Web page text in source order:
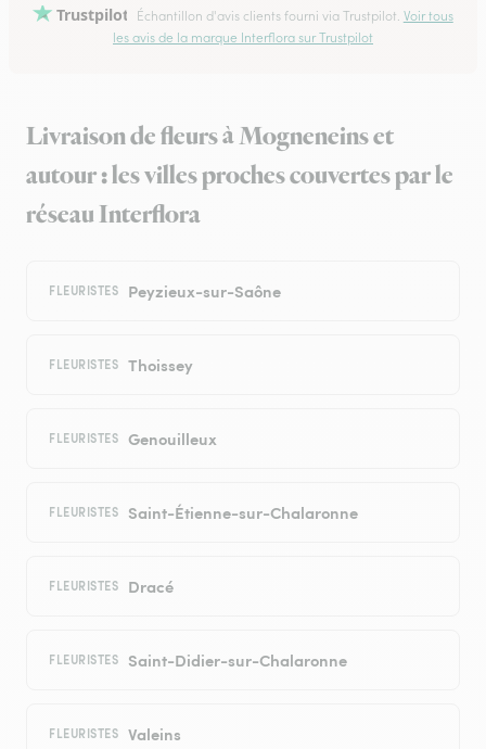
Trustpilot Échantillon d'avis clients fourni via Trustpilot. Voir tous
les avis de la marque Interflora sur Trustpilot
Livraison de fleurs à Mogneneins et
autour : les villes proches couvertes par le
réseau Interflora
FLEURISTES Peyzieux-sur-Saône
FLEURISTES Thoissey
FLEURISTES Genouilleux
FLEURISTES Saint-Étienne-sur-Chalaronne
FLEURISTES Dracé
FLEURISTES Saint-Didier-sur-Chalaronne
FLEURISTES Valeins